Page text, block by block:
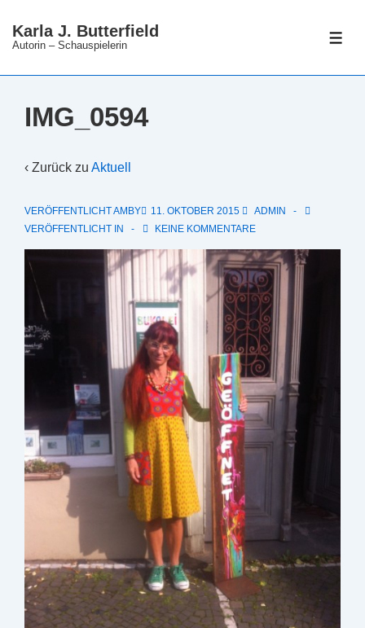
ZumKarla J. Butterfield
Autorin – Schauspielerin
IMG_0594
‹ Zurück zu Aktuell
VERÖFFENTLICHT AMBY 11. OKTOBER 2015
ADMIN
VERÖFFENTLICHT IN
KEINE KOMMENTARE